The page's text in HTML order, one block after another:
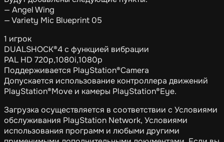
— Angel Wing
— Variety Mic Blueprint 05
1 игрок
DUALSHOCK®4 с функцией вибрации
PAL HD 720p,1080i,1080p
Поддерживается PlayStation®Camera
Допускается использование контроллера движений
PlayStation®Move и камеры PlayStation®Eye.
Загрузка осуществляется в соответствии с Условиями
обслуживания PlayStation Network, Условиями
использования программ и любыми другими